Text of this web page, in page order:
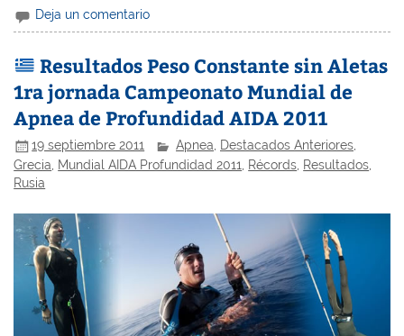
Deja un comentario
Resultados Peso Constante sin Aletas
1ra jornada Campeonato Mundial de
Apnea de Profundidad AIDA 2011
19 septiembre 2011 Apnea, Destacados Anteriores,
Grecia
Mundial AIDA Profundidad 2011 Récords Resultados
Rusia